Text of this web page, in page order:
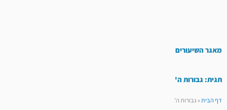
מאגר השיעורים
תגית: גבורות ה'
דף הבית»גבורות ה'